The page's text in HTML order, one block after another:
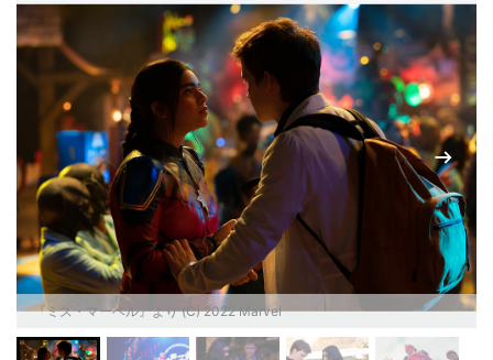
『ミズ・マーベル』より (C) 2022 Marvel